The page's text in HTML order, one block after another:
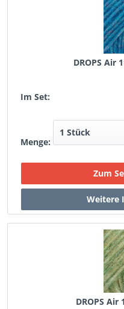
DROPS Air
Im Set:
Menge:
DROPS